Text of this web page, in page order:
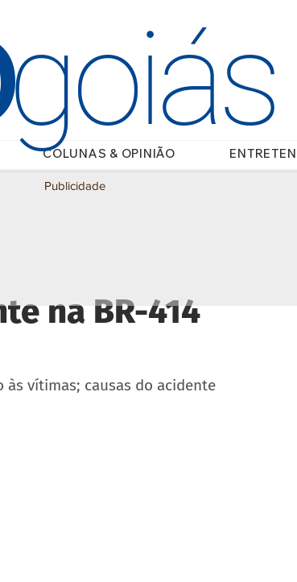
COLUNAS & OPINIÃO
goiás
na BR-414
às vítimas; causas do acidente
Publicidade